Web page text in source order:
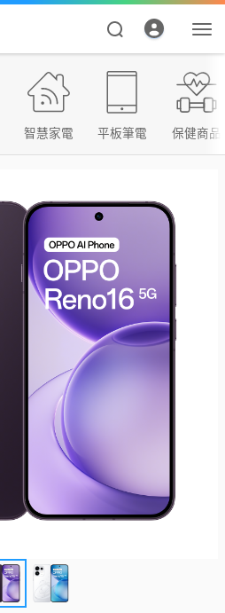
智慧家電 平板筆電 保健商品